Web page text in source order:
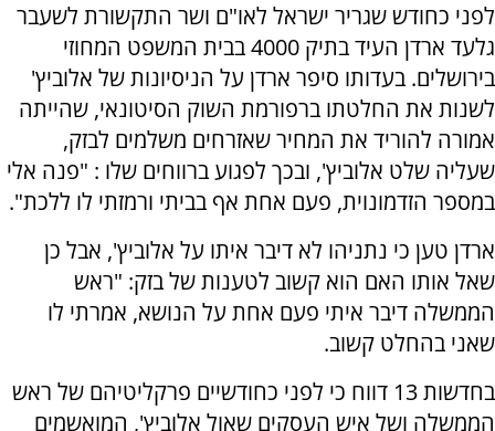
לפני כחודש שגריר ישראל לאו"ם ושר התקשורת לשעבר
גלעד ארדן העיד בתיק 4000 בבית המשפט המחוזי
בירושלים. בעדותו סיפר ארדן על הניסיונות של אלוביץ'
לשנות את החלטתו ברפורמת השוק הסיטונאי, שהייתה
אמורה להוריד את המחיר שאזרחים משלמים לבזק,
שעליה שלט אלוביץ', ובכך לפגוע ברווחים שלו : "פנה אלי
במספר הזדמונוית, פעם אחת אף בביתי ורמזתי לו ללכת".
ארדן טען כי נתניהו לא דיבר איתו על אלוביץ', אבל כן
שאל אותו האם הוא קשוב לטענות של בזק: "ראש
הממשלה דיבר איתי פעם אחת על הנושא, אמרתי לו
שאני בהחלט קשוב.
בחדשות 13 דווח כי לפני כחודשיים פרקליטיהם של ראש
הממשלה ושל איש העסקים שאול אלוביץ', המואשמים